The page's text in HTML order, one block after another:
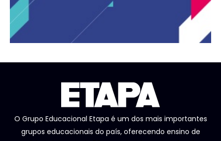
O Grupo Educacional Etapa é um dos mais importantes
grupos educacionais do país, oferecendo ensino de